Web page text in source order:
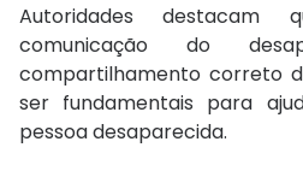
Autoridades
comunicação do
compartilhamento correto
ser fundamentais para
pessoa desaparecida.